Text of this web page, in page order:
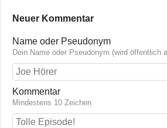
Neuer Kommentar
Name oder Pseudonym
Dein Name oder Pseudonym (wird öffentlich
Kommentar
Mindestens 10 Zeichen